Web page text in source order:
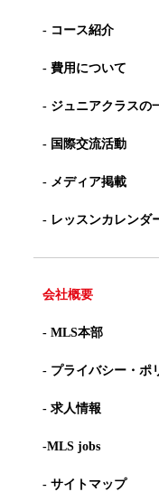
- コース紹介
- 費用について
- ジュニアクラスの
- 国際交流活動
- メディア掲載
- レッスンカレンダ
会社概要
- MLS本部
- プライバシー・ポ
- 求人情報
-MLS jobs
- サイトマップ